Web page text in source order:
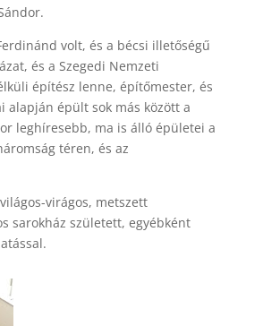
volt, és a bécsi illetőségű
és a Szegedi Nemzeti
építész lenne, építőmester, és
alapján épült sok más között a
leghíresebb, ma is álló épületei a
téren, és az
virágos, metszett
sarokház született, egyébként